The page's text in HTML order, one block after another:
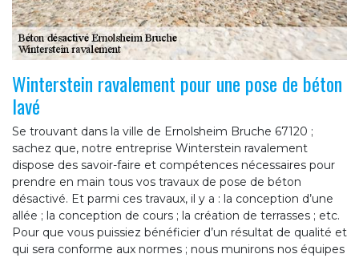
Winterstein ravalement pour une pose de béton
lavé
Se trouvant dans la ville de Ernolsheim Bruche 67120 ;
sachez que, notre entreprise Winterstein ravalement
dispose des savoir-faire et compétences nécessaires pour
prendre en main tous vos travaux de pose de béton
désactivé. Et parmi ces travaux, il y a : la conception d’une
allée ; la conception de cours ; la création de terrasses ; etc.
Pour que vous puissiez bénéficier d’un résultat de qualité et
qui sera conforme aux normes ; nous munirons nos équipes